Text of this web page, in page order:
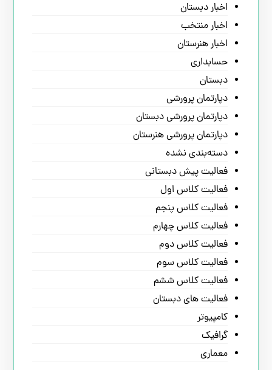
اخبار دبستان
اخبار منتخب
اخبار هنرستان
حسابداری
دبستان
دپارتمان پرورشی
دپارتمان پرورشی دبستان
دپارتمان پرورشی هنرستان
دسته‌بندی نشده
فعالیت پیش دبستانی
فعالیت کلاس اول
فعالیت کلاس پنجم
فعالیت کلاس چهارم
فعالیت کلاس دوم
فعالیت کلاس سوم
فعالیت کلاس ششم
فعالیت های دبستان
کامپیوتر
گرافیک
معماری